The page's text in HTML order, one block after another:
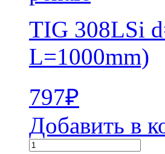
TIG 308LSi
L=1000mm)
797₽
Добавить в